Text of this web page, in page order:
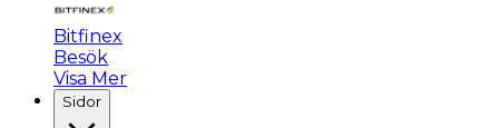
Bitfinex
Besök
Visa Mer
Sidor